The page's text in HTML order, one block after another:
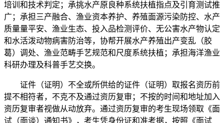
培训和技术判定；承挑水产原良种系统扶植指点及引育测试推
广；承担三产融合、渔业资本养护、养殖面源污染防控、水产
质量量平安、渔业生态、投入品检测评价、无公害水产物认定
和水活泼动物病害防治等，协帮开展水产养殖出产变乱（胶
葛）调处、渔业范畴手艺规范和尺度系统扶植；承担海洋渔业
科研办理及科普手艺交换。
证件（证明）不全或所供给的证件（证明）取报名资历前
提不相符者，不克不及通过资历复审；不按的时间和地址加入
资历复审者视做从动放弃。通过资历复审的考生现场领取《面
试（面谈）通知书》，考生凭身份证和准考据，按照《面试